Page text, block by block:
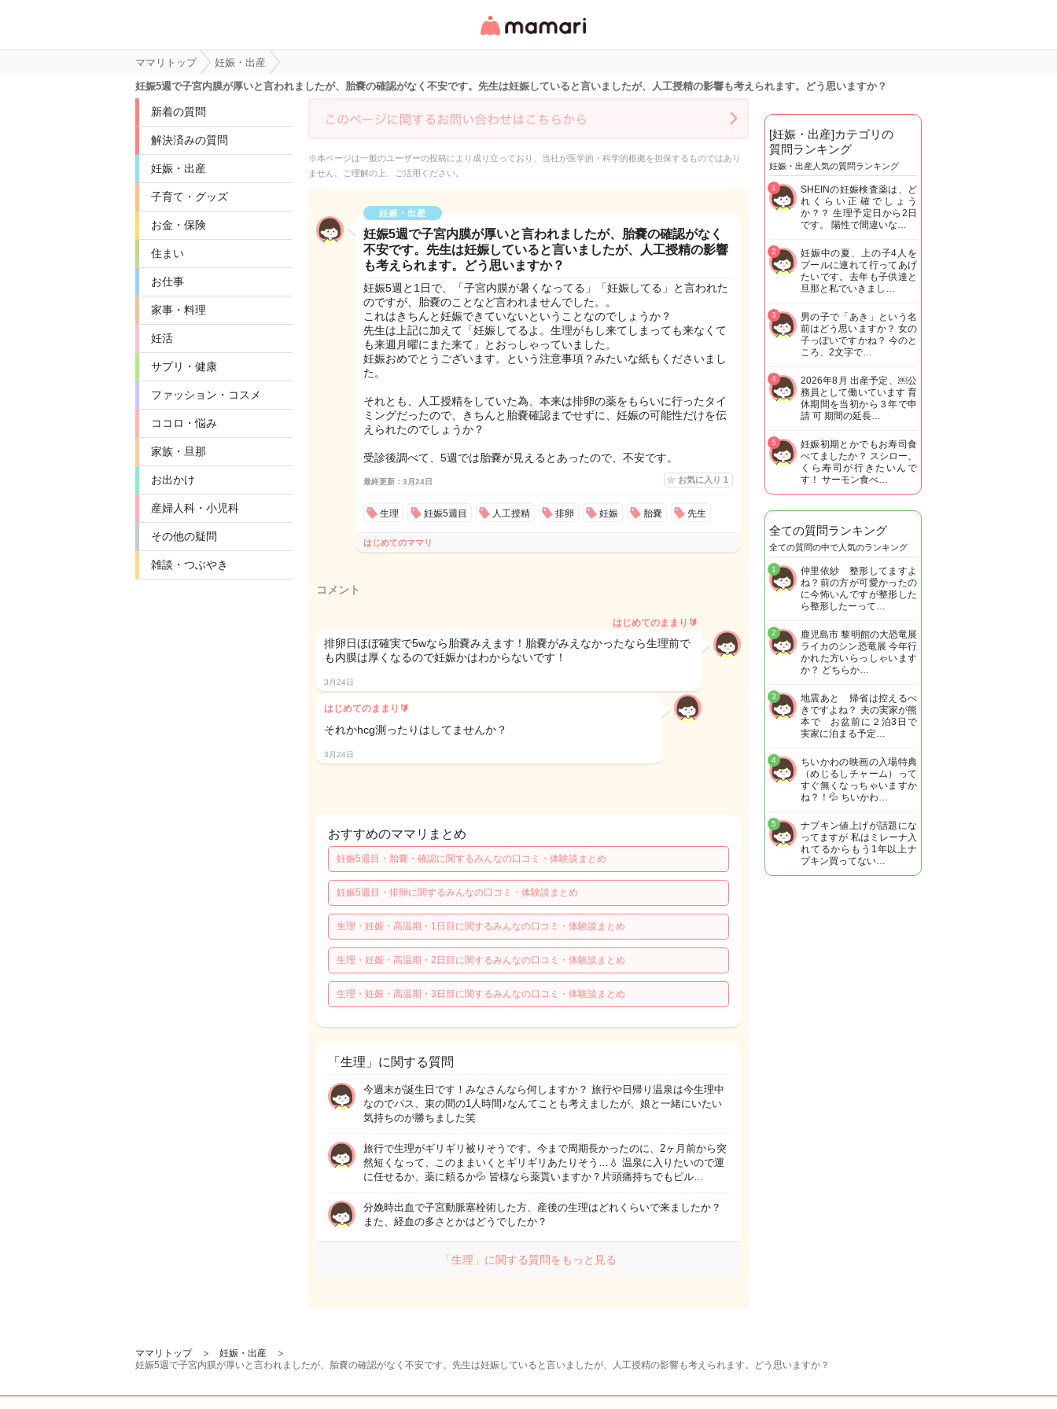
リ・情報サイト
ママリトップ
妊娠・出産
妊娠5週で子宮内膜が厚いと言われましたが、胎嚢の確認がなく不安です。先生は妊娠していると言いましたが、人工授精の影響も考えられます。どう思いますか？
新着の質問
解決済みの質問
妊娠・出産
子育て・グッズ
お金・保険
住まい
お仕事
家事・料理
妊活
サプリ・健康
ファッション・コスメ
ココロ・悩み
家族・旦那
お出かけ
産婦人科・小児科
その他の疑問
雑談・つぶやき
※本ページは一般のユーザーの投稿により成り立っており、当社が医学的・科学的根拠を担保するものではあり
ません。ご理解の上、ご活用ください。
妊娠・出産
妊娠5週で子宮内膜が厚いと言われましたが、胎嚢の確認がなく
不安です。先生は妊娠していると言いましたが、人工授精の影響
も考えられます。どう思いますか？
妊娠5週と1日で、「子宮内膜が暑くなってる」「妊娠してる」と言われた
のですが、胎嚢のことなど言われませんでした。。
これはきちんと妊娠できていないということなのでしょうか？
先生は上記に加えて「妊娠してるよ。生理がもし来てしまっても来なくて
も来週月曜にまた来て」とおっしゃっていました。
妊娠おめでとうございます。という注意事項？みたいな紙もくださいまし
た。
それとも、人工授精をしていた為、本来は排卵の薬をもらいに行ったタイ
ミングだったので、きちんと胎嚢確認までせずに、妊娠の可能性だけを伝
えられたのでしょうか？
受診後調べて、5週では胎嚢が見えるとあったので、不安です。
最終更新：3月24日 お気に入り 1
生理 妊娠5週目 人工授精 排卵 妊娠 胎嚢 先生
はじめてのママリ
コメント
はじめてのままり🔰
排卵日ほぼ確実で5wなら胎嚢みえます！胎嚢がみえなかったなら生理前で
も内膜は厚くなるので妊娠かはわからないです！
3月24日
はじめてのままり🔰
それかhcg測ったりはしてませんか？
3月24日
おすすめのママリまとめ
妊娠5週目・胎嚢・確認に関するみんなの口コミ・体験談まとめ
妊娠5週目・排卵に関するみんなの口コミ・体験談まとめ
生理・妊娠・高温期・1日目に関するみんなの口コミ・体験談まとめ
生理・妊娠・高温期・2日目に関するみんなの口コミ・体験談まとめ
生理・妊娠・高温期・3日目に関するみんなの口コミ・体験談まとめ
「生理」に関する質問
今週末が誕生日です！みなさんなら何しますか？ 旅行や日帰り温泉は今生理中
なのでパス、束の間の1人時間♪なんてことも考えましたが、娘と一緒にいたい
気持ちのが勝ちました笑
旅行で生理がギリギリ被りそうです。今まで周期長かったのに、2ヶ月前から突
然短くなって、このままいくとギリギリあたりそう…💧 温泉に入りたいので運
に任せるか、薬に頼るか💦 皆様なら薬貰いますか？片頭痛持ちでもピル…
分娩時出血で子宮動脈塞栓術した方、産後の生理はどれくらいで来ましたか？
また、経血の多さとかはどうでしたか？
「生理」に関する質問をもっと見る
[妊娠・出産]カテゴリの
質問ランキング
妊娠・出産人気の質問ランキング
SHEINの妊娠検査薬は、ど
れくらい正確でしょう
か？？ 生理予定日から2日
です。 陽性で間違いな…
1
妊娠中の夏、上の子4人を
プールに連れて行ってあげ
たいです。去年も子供達と
旦那と私でいきまし…
2
男の子で「あき」という名
前はどう思いますか？ 女の
子っぽいですかね？ 今のと
ころ、2文字で…
3
2026年8月 出産予定、￼公
務員として働いています 育
休期間を当初から３年で申
請 可 期間の延長…
4
妊娠初期とかでもお寿司食
べてましたか？ スシロー、
くら寿司が行きたいんで
す！ サーモン食べ…
5
全ての質問ランキング
全ての質問の中で人気のランキング
仲里依紗 整形してますよ
ね？前の方が可愛かったの
に今怖いんですが整形した
ら整形したーって…
1
鹿児島市 黎明館の大恐竜展
ライカのシン恐竜展 今年行
かれた方いらっしゃいます
か？ どちらか…
2
地震あと 帰省は控えるべ
きですよね？ 夫の実家が熊
本で お盆前に２泊3日で
実家に泊まる予定…
3
ちいかわの映画の入場特典
（めじるしチャーム）って
すぐ無くなっちゃいますか
ね？！💦 ちいかわ…
4
ナプキン値上げが話題にな
ってますが 私はミレーナ入
れてるからもう1年以上ナ
プキン買ってない…
5
ママリトップ
妊娠・出産
妊娠5週で子宮内膜が厚いと言われましたが、胎嚢の確認がなく不安です。先生は妊娠していると言いましたが、人工授精の影響も考えられます。どう思いますか？